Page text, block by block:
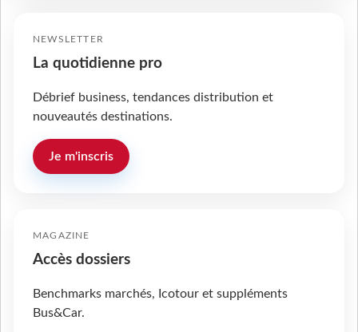
NEWSLETTER
La quotidienne pro
Débrief business, tendances distribution et
nouveautés destinations.
Je m'inscris
MAGAZINE
Accès dossiers
Benchmarks marchés, Icotour et suppléments
Bus&Car.